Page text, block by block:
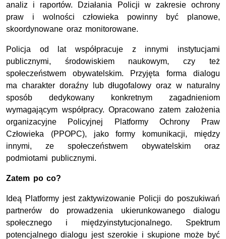
analiz i raportów. Działania Policji w zakresie ochrony
praw i wolności człowieka powinny być planowe,
skoordynowane oraz monitorowane.
Policja od lat współpracuje z innymi instytucjami
publicznymi, środowiskiem naukowym, czy też
społeczeństwem obywatelskim. Przyjęta forma dialogu
ma charakter doraźny lub długofalowy oraz w naturalny
sposób dedykowany konkretnym zagadnieniom
wymagającym współpracy. Opracowano zatem założenia
organizacyjne Policyjnej Platformy Ochrony Praw
Człowieka (PPOPC), jako formy komunikacji, między
innymi, ze społeczeństwem obywatelskim oraz
podmiotami publicznymi.
Zatem po co?
Ideą Platformy jest zaktywizowanie Policji do poszukiwań
partnerów do prowadzenia ukierunkowanego dialogu
społecznego i międzyinstytucjonalnego. Spektrum
potencjalnego dialogu jest szerokie i skupione może być